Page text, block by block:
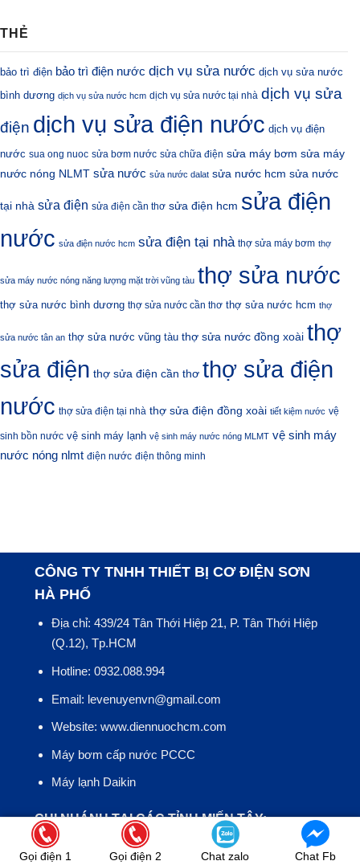
THẺ
bảo trì điện bảo trì điện nước dịch vụ sửa nước dịch vụ sửa nước
bình dương dịch vụ sửa nước hcm dịch vụ sửa nước tại nhà dịch vụ sửa
điện dịch vụ sửa điện nước dịch vụ điện
nước sua ong nuoc sửa bơm nước sửa chữa điện sửa máy bơm sửa máy
nước nóng NLMT sửa nước sửa nước dalat sửa nước hcm sửa nước
tại nhà sửa điện sửa điện cần thơ sửa điện hcm sửa điện
nước sửa điện nước hcm sửa điện tại nhà thợ sửa máy bơm thợ
sửa máy nước nóng năng lượng mặt trời vũng tàu thợ sửa nước
thợ sửa nước bình dương thợ sửa nước cần thơ thợ sửa nước hcm thợ
sửa nước tân an thợ sửa nước vũng tàu thợ sửa nước đồng xoài thợ
sửa điện thợ sửa điện cần thơ thợ sửa điện
nước thợ sửa điện tại nhà thợ sửa điện đồng xoài tiết kiệm nước vệ
sinh bồn nước vệ sinh máy lạnh vệ sinh máy nước nóng MLMT vệ sinh máy
nước nóng nlmt điện nước điện thông minh
CÔNG TY TNHH THIẾT BỊ CƠ ĐIỆN SƠN
HÀ PHỐ
Địa chỉ: 439/24 Tân Thới Hiệp 21, P. Tân Thới Hiệp
(Q.12), Tp.HCM
Hotline: 0932.088.994
Email: levenuyenvn@gmail.com
Website: www.diennuochcm.com
Máy bơm cấp nước PCCC
Máy lạnh Daikin
CHI NHÁNH TẠI CÁC TỈNH MIẾN TÂY:
- TP.
: Số 13 đường 16 kV 4, An Khánh, Ninh
Gọi điện 1 Gọi điện 2 Chat zalo Chat Fb